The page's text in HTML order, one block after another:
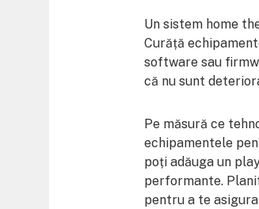
Un sistem home
Curăță
software sau
că nu sunt
Pe măsură ce
echipamentele
poți adăuga un
performante.
pentru a te